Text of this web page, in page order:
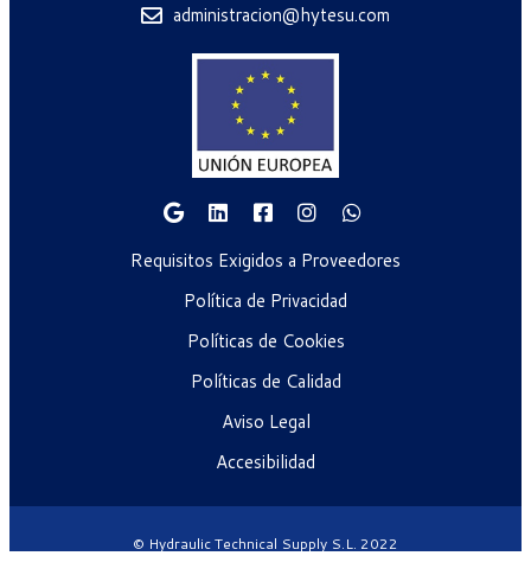
administracion@hytesu.com
Requisitos Exigidos a Proveedores
Política de Privacidad
Políticas de Cookies
Políticas de Calidad
Aviso Legal
Accesibilidad
© Hydraulic Technical Supply S.L. 2022